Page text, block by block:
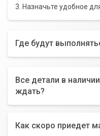
3. Назначьте удобное
Где будут
Все детали в
ждать?
Как скоро приедет